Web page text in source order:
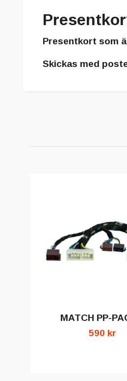
Presentkort som
Skickas med
MATCH PP-
590 kr